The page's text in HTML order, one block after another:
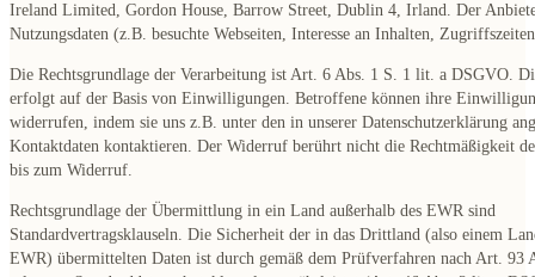
Ireland Limited, Gordon House, Barrow Street, Dublin 4, Irland. Der
Nutzungsdaten (z.B. besuchte Webseiten, Interesse an Inhalten,
Die Rechtsgrundlage der Verarbeitung ist Art. 6 Abs. 1 S. 1 lit. a DSGVO.
erfolgt auf der Basis von Einwilligungen. Betroffene können ihre
widerrufen, indem sie uns z.B. unter den in unserer Datenschutzerklärung
Kontaktdaten kontaktieren. Der Widerruf berührt nicht die Rechtmäßigkeit
bis zum Widerruf.
Rechtsgrundlage der Übermittlung in ein Land außerhalb des EWR sind
Standardvertragsklauseln. Die Sicherheit der in das Drittland (also einem
EWR) übermittelten Daten ist durch gemäß dem Prüfverfahren nach Art. 93